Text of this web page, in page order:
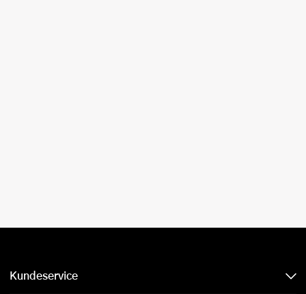
Kundeservice